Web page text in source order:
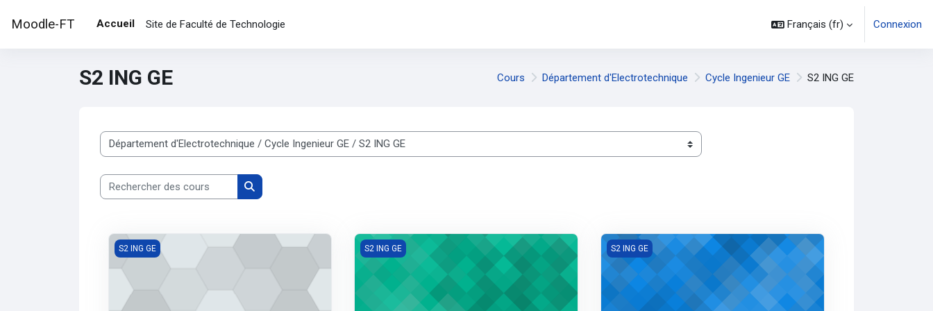
Moodle-FT Accueil Site de Faculté de Technologie Français ‎(fr)‎ Connexion
S2 ING GE Cours Département d'Electrotechnique Cycle Ingenieur GE S2 ING GE
Catégories de cours
Rechercher des cours
Rechercher des cours
Analyse 2 (INGGE1)
S2 ING GE Algebre 2(INGGE1)
S2 ING GE Physique 2 (INGGE1)
S2 ING GE